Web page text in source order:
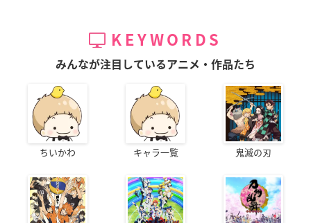
KEYWORDS
みんなが注目しているアニメ・作品たち
ちいかわ キャラ一覧 鬼滅の刃